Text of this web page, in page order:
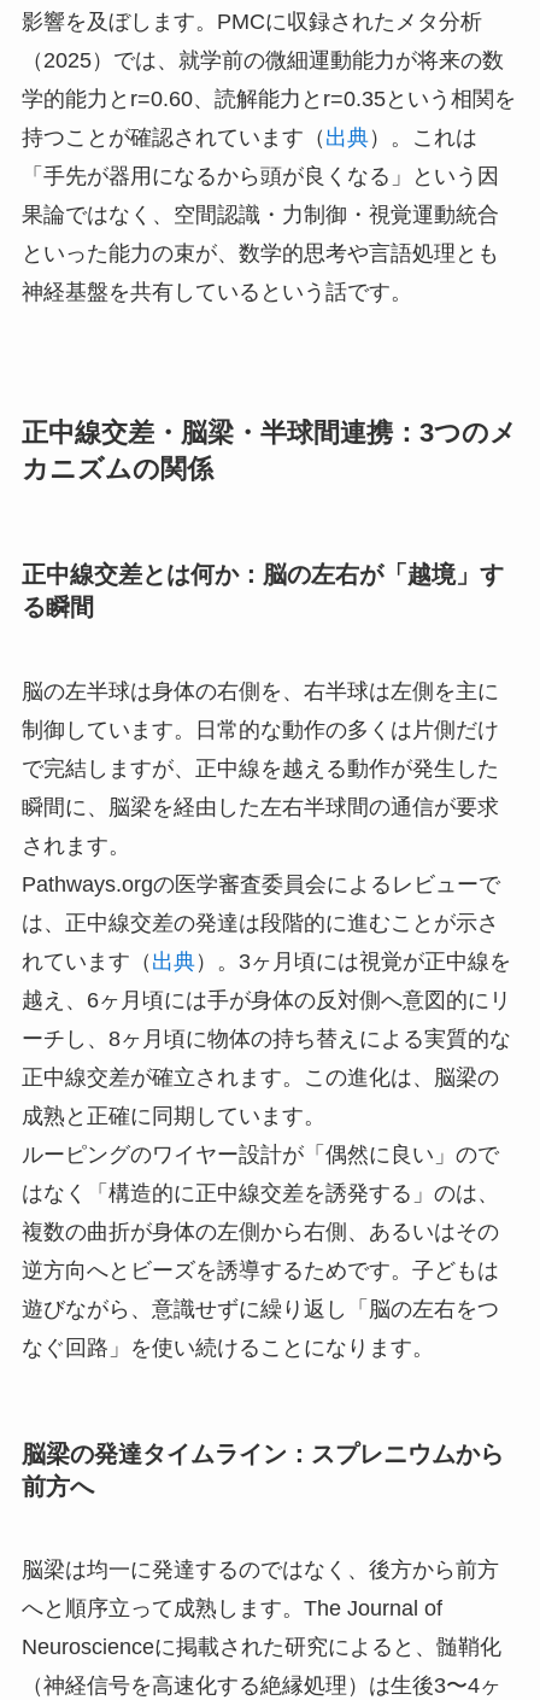
影響を及ぼします。PMCに収録されたメタ分析
（2025）では、就学前の微細運動能力が将来の数
学的能力とr=0.60、読解能力とr=0.35という相関を
持つことが確認されています（ 出典）。これは
「手先が器用になるから頭が良くなる」という因
果論ではなく、空間認識・力制御・視覚運動統合
といった能力の束が、数学的思考や言語処理とも
神経基盤を共有しているという話です。
正中線交差・脳梁・半球間連携：3つのメ
カニズムの関係
正中線交差とは何か：脳の左右が「越境」す
る瞬間
脳の左半球は身体の右側を、右半球は左側を主に
制御しています。日常的な動作の多くは片側だけ
で完結しますが、正中線を越える動作が発生した
瞬間に、脳梁を経由した左右半球間の通信が要求
されます。
Pathways.orgの医学審査委員会によるレビューで
は、正中線交差の発達は段階的に進むことが示さ
れています（ 出典）。3ヶ月頃には視覚が正中線を
越え、6ヶ月頃には手が身体の反対側へ意図的にリ
ーチし、8ヶ月頃に物体の持ち替えによる実質的な
正中線交差が確立されます。この進化は、脳梁の
成熟と正確に同期しています。
ルーピングのワイヤー設計が「偶然に良い」ので
はなく「構造的に正中線交差を誘発する」のは、
複数の曲折が身体の左側から右側、あるいはその
逆方向へとビーズを誘導するためです。子どもは
遊びながら、意識せずに繰り返し「脳の左右をつ
なぐ回路」を使い続けることになります。
脳梁の発達タイムライン：スプレニウムから
前方へ
脳梁は均一に発達するのではなく、後方から前方
へと順序立って成熟します。The Journal of
Neuroscienceに掲載された研究によると、髄鞘化
（神経信号を高速化する絶縁処理）は生後3〜4ヶ